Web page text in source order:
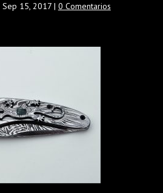
Sep 15, 2017| 0 Comentarios